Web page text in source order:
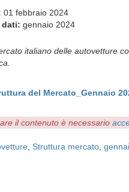
01 febbraio 2024
dati: gennaio 2024
italiano delle autovetture
del Mercato_Gennaio
il contenuto è necessario
Struttura mercato